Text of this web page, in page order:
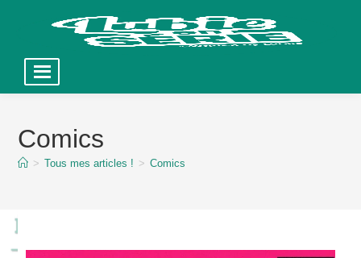
contentComics
> Tous mes articles ! > Comics